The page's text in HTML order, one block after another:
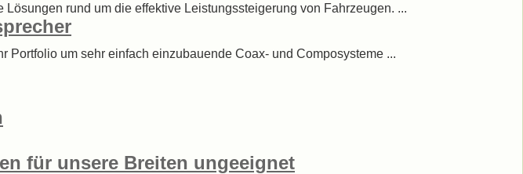
rund um die effektive Leistungssteigerung von Fahrzeugen. ...
um sehr einfach einzubauende Coax- und Composysteme ...
für unsere Breiten ungeeignet